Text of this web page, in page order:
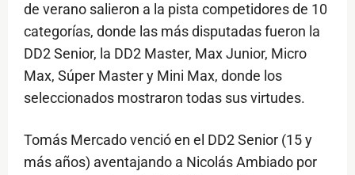
de verano salieron a la pista competidores de 10
categorías, donde las más disputadas fueron la
DD2 Senior, la DD2 Master, Max Junior, Micro
Max, Súper Master y Mini Max, donde los
seleccionados mostraron todas sus virtudes.
Tomás Mercado venció en el DD2 Senior (15 y
más años) aventajando a Nicolás Ambiado por